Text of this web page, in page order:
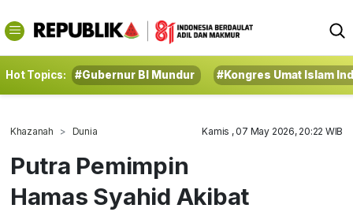
Hot Topics: #Gubernur BI Mundur #Kongres Umat Islam
Khazanah Dunia Kamis , 07 May 2026, 20:22 WIB
Putra Pemimpin
Hamas Syahid Akibat